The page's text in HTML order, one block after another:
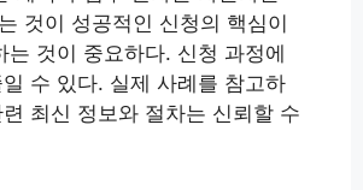
것이 성공적인 신청의 핵심이
것이 중요하다. 신청 과정에
수 있다. 실제 사례를 참고하
최신 정보와 절차는 신뢰할 수